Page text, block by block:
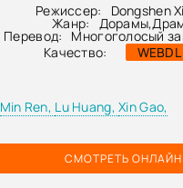
Режиссер:
Dongshen
Жанр: Дорамы,
Перевод:
Многоголосый
Качество:
WEBDL
СМОТРЕТЬ ОНЛАЙН
Min Ren, Lu Huang,Xin Gao,